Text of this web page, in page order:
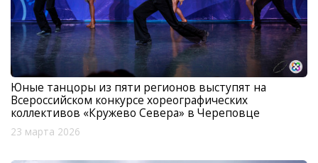
Юные танцоры из пяти регионов выступят на
Всероссийском конкурсе хореографических
коллективов «Кружево Севера» в Череповце
23 марта 2026